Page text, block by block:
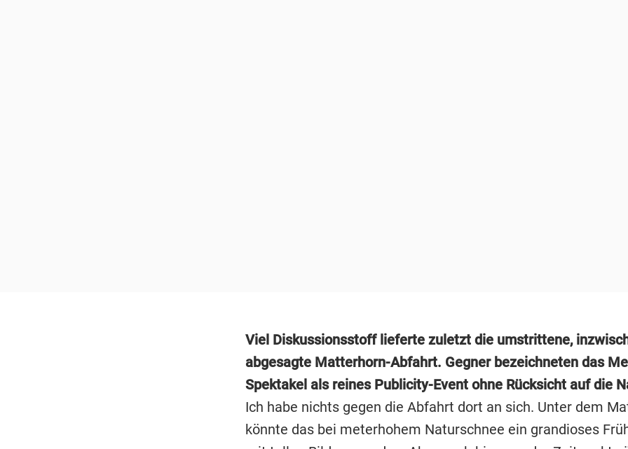
Viel Diskussionsstoff lieferte zuletzt die umstrittene,
abgesagte Matterhorn-Abfahrt. Gegner bezeichneten das
Spektakel als reines Publicity-Event ohne Rücksicht auf die
Ich habe nichts gegen die Abfahrt dort an sich. Unter dem
könnte das bei meterhohem Naturschnee ein grandioses